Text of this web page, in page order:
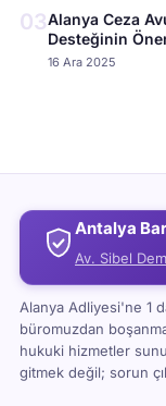
03Alanya Ceza
Desteğinin
16 Ara 2025
Antalya
Av. Sibel
Alanya Adliyesi'ne 1
büromuzdan
hukuki hizmetler
gitmek değil; sorun